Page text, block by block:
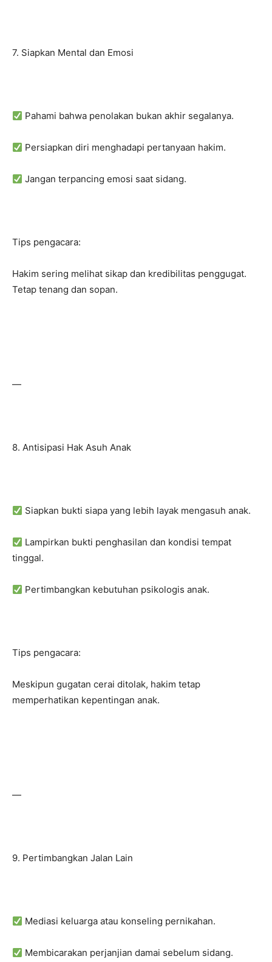
7. Siapkan Mental dan Emosi
Pahami bahwa penolakan bukan akhir segalanya.
Persiapkan diri menghadapi pertanyaan hakim.
Jangan terpancing emosi saat sidang.
Tips pengacara:
Hakim sering melihat sikap dan kredibilitas penggugat.
Tetap tenang dan sopan.
—
8. Antisipasi Hak Asuh Anak
Siapkan bukti siapa yang lebih layak mengasuh anak.
Lampirkan bukti penghasilan dan kondisi tempat
tinggal.
Pertimbangkan kebutuhan psikologis anak.
Tips pengacara:
Meskipun gugatan cerai ditolak, hakim tetap
memperhatikan kepentingan anak.
—
9. Pertimbangkan Jalan Lain
Mediasi keluarga atau konseling pernikahan.
Membicarakan perjanjian damai sebelum sidang.